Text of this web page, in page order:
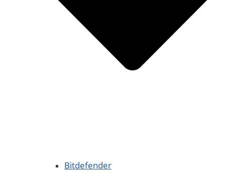
Bitdefender